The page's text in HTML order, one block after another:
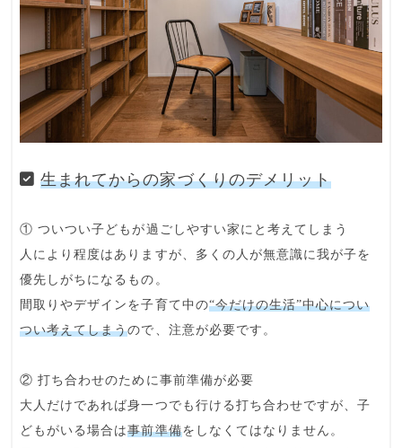
生まれてからの家づくりのデメリット
① ついつい子どもが過ごしやすい家にと考えてしまう
人により程度はありますが、多くの人が無意識に我が子を
優先しがちになるもの。
間取りやデザインを子育て中の“今だけの生活”中心につい
つい考えてしまうので、注意が必要です。
② 打ち合わせのために事前準備が必要
大人だけであれば身一つでも行ける打ち合わせですが、子
どもがいる場合は事前準備をしなくてはなりません。